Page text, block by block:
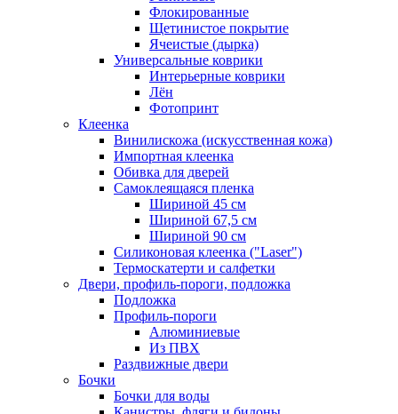
Флокированные
Щетинистое покрытие
Ячеистые (дырка)
Универсальные коврики
Интерьерные коврики
Лён
Фотопринт
Клеенка
Винилискожа (искусственная кожа)
Импортная клеенка
Обивка для дверей
Самоклеящаяся пленка
Шириной 45 см
Шириной 67,5 см
Шириной 90 см
Силиконовая клеенка ("Laser")
Термоскатерти и салфетки
Двери, профиль-пороги, подложка
Подложка
Профиль-пороги
Алюминиевые
Из ПВХ
Раздвижные двери
Бочки
Бочки для воды